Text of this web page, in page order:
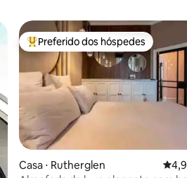
Entre os melhores preferidos dos
Preferido dos hóspedes
Casa ⋅ Rutherglen 4,92